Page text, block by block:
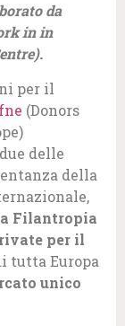
da
in in
per il
(Donors
delle
della
Filantropia
per il
tutta Europa
unico